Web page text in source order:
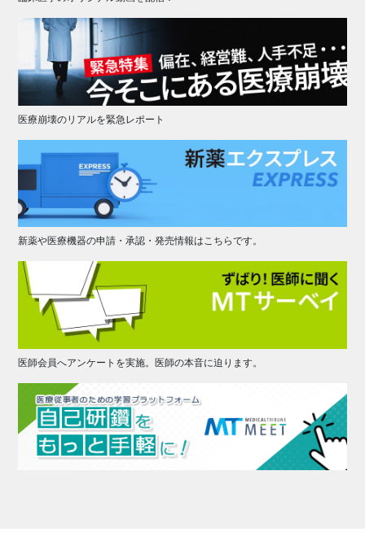
医療崩壊のリアルを緊急レポート
新薬や医療機器の申請・承認・発売情報はこちらです。
医師会員へアンケートを実施。医師の本音に迫ります。